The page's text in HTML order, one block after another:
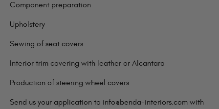
Component preparation
Upholstery
Sewing of seat covers
Interior trim covering with leather or Alcantara
Production of steering wheel covers
Send us your application to info@benda-interiors.com with